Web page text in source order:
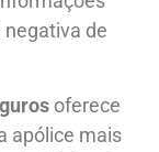
de
oferece
apólice mais